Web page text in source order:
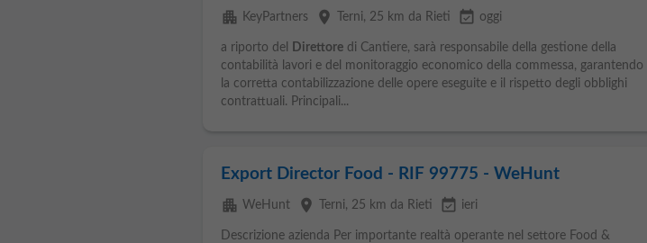
apartment KeyPartners place Terni, 25 km da Rieti event_available oggi
a riporto del Direttoredi Cantiere, sarà responsabile della gestione della
contabilità lavori e del monitoraggio economico della commessa, garantendo
la corretta contabilizzazione delle opere eseguite e il rispetto degli obblighi
contrattuali. Principali...
Export Director Food - RIF 99775 - WeHunt
apartment WeHunt place Terni, 25 km da Rieti event_available ieri
Descrizione azienda Per importante realtà operante nel settore Food &